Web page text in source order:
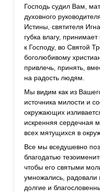
Господь судил Вам,
духовного
Истины, святителя
губка влагу,
к Господу, во Святой
боголюбивому
привлечь, принять,
на радость людям.
Мы видим как из
источника милости и
окружающих
искренняя сердечная
всех мятущихся в
Все мы вседушевно
благодатью
чтобы его святыми
умножались, радовали
долгие и